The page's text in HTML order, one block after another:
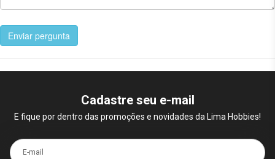
Enviar pergunta
Cadastre seu e-mail
E fique por dentro das promoções e novidades da Lima Hobbies!
E-mail